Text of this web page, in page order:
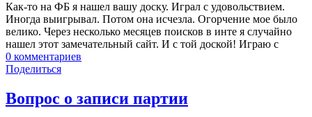
Как-то на ФБ я нашел вашу доску. Играл с удовольствием.
Иногда выигрывал. Потом она исчезла. Огорчение мое было
велико. Через несколько месяцев поисков в инте я случайно
нашел этот замечательный сайт. И с той доской! Играю с
0 комментариев
Поделиться
Вопрос о записи партии